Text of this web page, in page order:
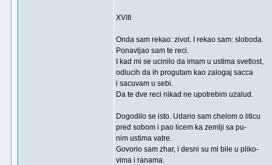
XVIII
Onda sam rekao: zivot. I rekao sam: sloboda.
Ponavljao sam te reci.
I kad mi se ucinilo da imam u ustima svetlost,
odlucih da ih progutam kao zalogaj sacca
i sacuvam u sebi.
Da te dve reci nikad ne upotrebim uzalud.
Dogodilo se isto. Udario sam chelom o liticu
pred sobom i pao licem ka zemlji sa pu-
nim ustima vatre.
Govorio sam zhar, i desni su mi bile u pliko-
vima i ranama.